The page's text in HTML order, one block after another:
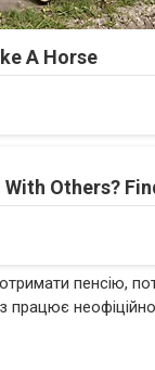
пенсію,
працює